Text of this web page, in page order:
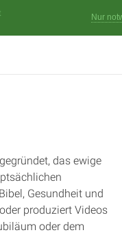
Nur
das ewige
Gesundheit und
produziert Videos
oder dem